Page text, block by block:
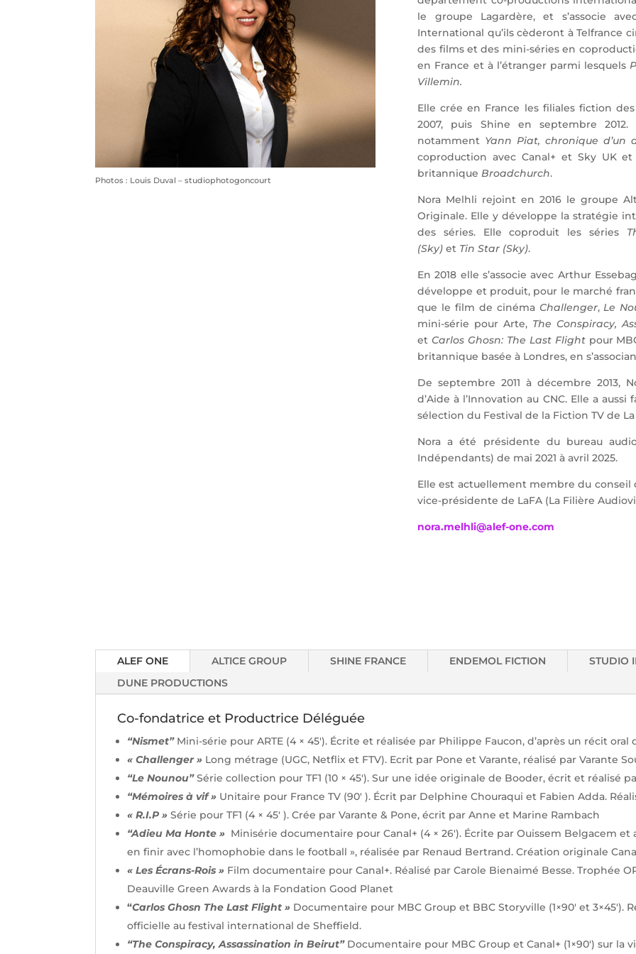
Photos : Louis Duval – studiophotogoncourt
le groupe Lagardère, et s’associe
International qu’ils cèderont à Telfrance
des films et des mini-séries en
en France et à l’étranger parmi lesquels
Villemin.
Elle crée en France les filiales fiction
2007, puis Shine en septembre
notamment Yann Piat, chronique d’un
coproduction avec Canal+ et Sky UK
britanniqueBroadchurch.
Nora Melhli rejoint en 2016 le groupe
Originale. Elle y développe la stratégie
des séries. Elle coproduit les séries
(Sky) et Tin Star (Sky).
En 2018 elle s’associe avec Arthur
développe et produit, pour le marché
que le film de cinéma Challenger,Le
mini-série pour Arte, The Conspiracy,
et Carlos Ghosn: The Last Flight pour
britannique basée à Londres, en
De septembre 2011 à décembre 2013,
d’Aide à l’Innovation au CNC. Elle a
sélection du Festival de la Fiction TV de
Nora a été présidente du bureau
Indépendants) de mai 2021 à avril 2025.
Elle est actuellement membre du conseil
vice-présidente de LaFA (La Filière
nora.melhli@alef-one.com
ALEF ONE ALTICE GROUP SHINE FRANCE ENDEMOL FICTION
STUDIO
DUNE PRODUCTIONS
Co-fondatrice et Productrice Déléguée
“Nismet”Mini-série pour ARTE (4 × 45′). Écrite et réalisée par Philippe Faucon, d’après un récit
« Challenger » Long métrage (UGC, Netflix et FTV). Ecrit par Pone et Varante, réalisé par Varante
“Le Nounou”Série collection pour TF1 (10 × 45′). Sur une idée originale de Booder, écrit et réalisé
“Mémoires à vif » Unitaire pour France TV (90′ ). Écrit par Delphine Chouraqui et Fabien Adda.
« R.I.P »Série pour TF1 (4 × 45′ ). Crée parVarante & Pone, écrit par Anne et Marine Rambach
“Adieu Ma Honte » Minisérie documentaire pour Canal+ (4 × 26′). Écrite par Ouissem Belgacem
en finir avec l’homophobie dans le football », réalisée par Renaud Bertrand. Création originale
« Les Écrans-Rois » Film documentaire pour Canal+. Réalisé par Carole Bienaimé Besse.Trophée
Deauville Green Awards à la Fondation Good Planet
“Carlos Ghosn The Last Flight » Documentaire pour MBC Group et BBC Storyville (1×90′ et 3×45′).
officielle au festival international de Sheffield.
“The Conspiracy, Assassination in Beirut” Documentaire pour MBC Group et Canal+ (1×90′) sur la